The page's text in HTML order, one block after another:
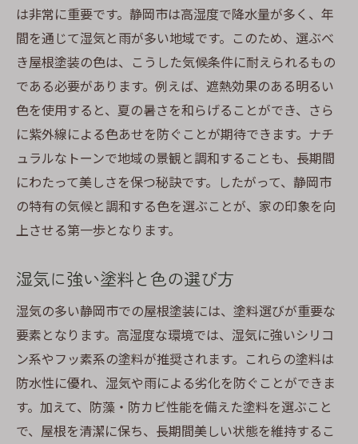
は非常に重要です。静岡市は高湿度で降水量が多く、年
間を通じて湿気と雨が多い地域です。このため、選ぶべ
き屋根塗装の色は、こうした気候条件に耐えられるもの
である必要があります。例えば、遮熱効果のある明るい
色を使用すると、夏の暑さを和らげることができ、さら
に紫外線による色あせを防ぐことが期待できます。ナチ
ュラルなトーンで地域の景観と調和することも、長期間
にわたって美しさを保つ秘訣です。したがって、静岡市
の特有の気候と調和する色を選ぶことが、家の印象を向
上させる第一歩となります。
湿気に強い塗料と色の選び方
湿気の多い静岡市での屋根塗装には、塗料選びが重要な
要素となります。高湿度な環境では、湿気に強いシリコ
ン系やフッ素系の塗料が推奨されます。これらの塗料は
防水性に優れ、湿気や雨による劣化を防ぐことができま
す。加えて、防藻・防カビ性能を備えた塗料を選ぶこと
で、屋根を清潔に保ち、長期間美しい状態を維持するこ